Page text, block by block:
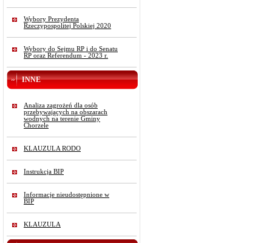
Wybory Prezydenta
Rzeczypospolitej Polskiej 2020
Wybory do Sejmu RP i do Senatu
RP oraz Referendum - 2023 r.
INNE
Analiza zagrożeń dla osób
przebywających na obszarach
wodnych na terenie Gminy
Chorzele
KLAUZULA RODO
Instrukcja BIP
Informacje nieudostępnione w
BIP
KLAUZULA